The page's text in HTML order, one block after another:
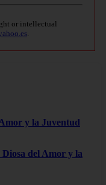
or intellectual
y la Juventud
del Amor y la